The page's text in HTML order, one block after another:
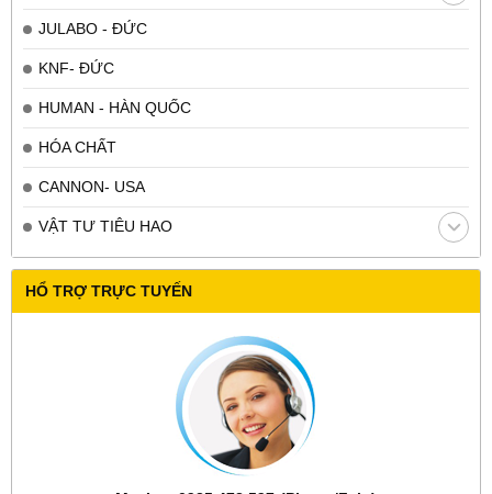
JULABO - ĐỨC
KNF- ĐỨC
HUMAN - HÀN QUỐC
HÓA CHẤT
CANNON- USA
VẬT TƯ TIÊU HAO
HỔ TRỢ TRỰC TUYẾN